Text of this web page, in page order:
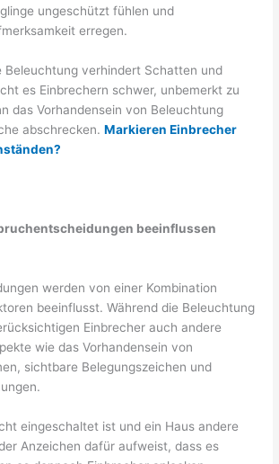
ungeschützt fühlen und
erregen.
Beleuchtung verhindert Schatten und
es Einbrechern schwer, unbemerkt zu
das Vorhandensein von Beleuchtung
abschrecken.Markieren Einbrecher
beeinflussen
werden von einer Kombination
beeinflusst. Während die Beleuchtung
Einbrecher auch andere
wie das Vorhandensein von
sichtbare Belegungszeichen und
eingeschaltet ist und ein Haus andere
Anzeichen dafür aufweist, dass es